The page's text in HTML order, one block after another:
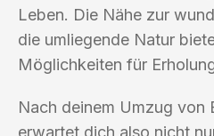
Leben. Die Nähe zur
die umliegende Natur
Möglichkeiten für
Nach deinem Umzug von
erwartet dich also nicht